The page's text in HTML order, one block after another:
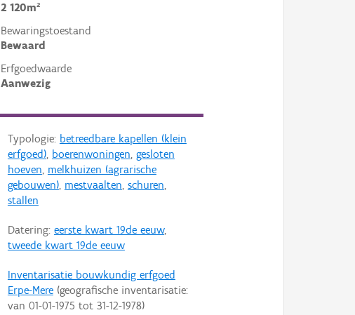
2 120m²
Bewaringstoestand
Bewaard
Erfgoedwaarde
Aanwezig
Typologie: betreedbare kapellen (klein
erfgoed), boerenwoningen, gesloten
hoeven, melkhuizen (agrarische
gebouwen), mestvaalten, schuren,
stallen
Datering: eerste kwart 19de eeuw,
tweede kwart 19de eeuw
Inventarisatie bouwkundig erfgoed
Erpe-Mere(geografische inventarisatie:
van 01-01-1975 tot 31-12-1978)